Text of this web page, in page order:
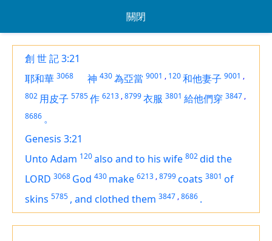
關閉
創 世 記 3:21
耶和華 3068 神 430為亞當 9001 , 120和他妻子 9001 ,
802 用皮子 5785作 6213 ,8799衣服 3801 給他們穿 3847 ,
8686 。
Genesis 3:21
Unto Adam 120also and to his wife 802did the
LORD 3068 God 430 make 6213 ,8799coats 3801 of
skins 5785 , and clothed them 3847 ,8686 .